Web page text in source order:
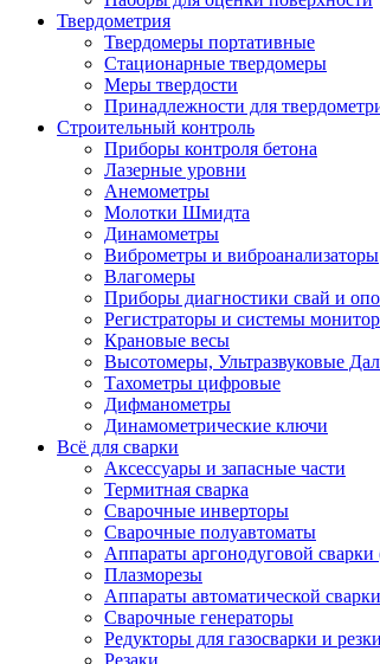
Твердометрия
Твердомеры портативные
Стационарные твердомеры
Меры твердости
Принадлежности для
Строительный контроль
Приборы контроля бетона
Лазерные уровни
Анемометры
Молотки Шмидта
Динамометры
Виброметры и виброанализаторы
Влагомеры
Приборы диагностики свай и
Регистраторы и системы
Крановые весы
Высотомеры, Ультразвуковые
Тахометры цифровые
Дифманометры
Динамометрические ключи
Всё для сварки
Аксессуары и запасные части
Термитная сварка
Сварочные инверторы
Сварочные полуавтоматы
Аппараты аргонодуговой
Плазморезы
Аппараты автоматической
Сварочные генераторы
Редукторы для газосварки и резки
Резаки